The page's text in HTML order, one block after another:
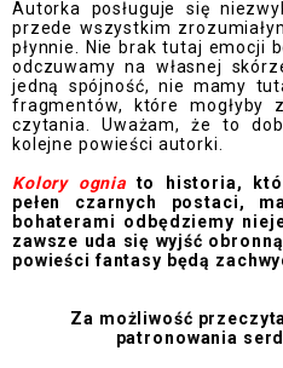
Autorka posługuje się
przede wszystkim
płynnie. Nie brak tutaj emocji
odczuwamy na własnej
jedną spójność, nie mamy
fragmentów, które mogłyby
czytania. Uważam, że to
kolejne powieści autorki.
Kolory ognia to historia,
pełen czarnych postaci,
bohaterami odbędziemy
zawsze uda się wyjść
powieści fantasy będą
Za możliwość
patronowania